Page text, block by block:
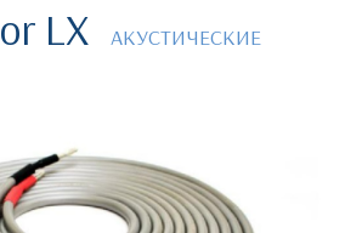
LX
АКУСТИЧЕСКИЕ